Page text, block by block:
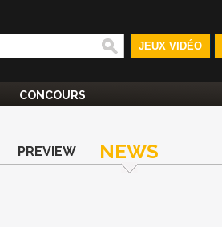
JEUX VIDÉO
CONCOURS
PREVIEW NEWS